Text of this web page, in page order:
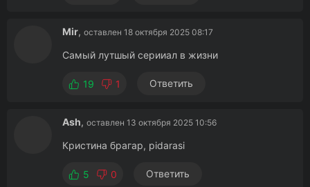
Mir, оставлен 18 октября 2025 08:17
Самый лутшый серииал в жизни
19 1 Ответить
Ash, оставлен 13 октября 2025 10:56
Кристина брагар, pidarasi
5 0 Ответить